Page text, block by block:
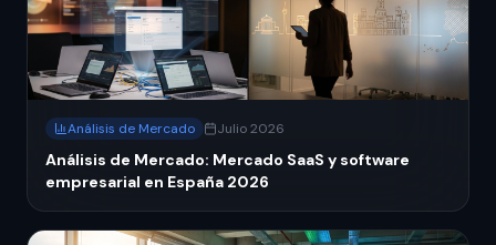
Análisis de Mercado Julio 2026
Análisis de Mercado: Mercado SaaS y software
empresarial en España 2026